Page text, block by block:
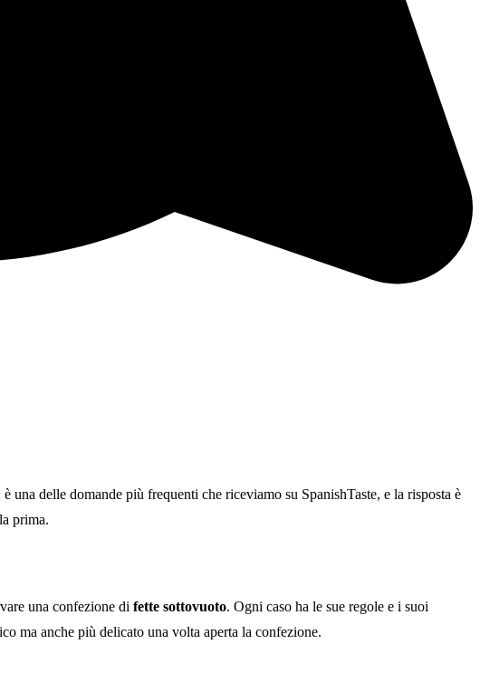
delle domande più frequenti che riceviamo su SpanishTaste, e la risposta è
prima.
una confezione di fette sottovuoto. Ogni caso ha le sue regole e i suoi
ma anche più delicato una volta aperta la confezione.